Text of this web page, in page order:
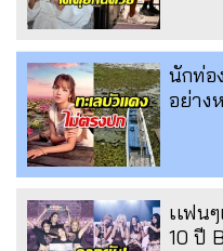
นักท่อ
อย่าง
เเฟน
10 ปี